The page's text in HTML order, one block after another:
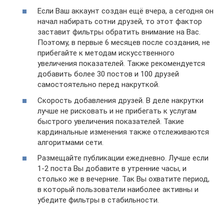
Если Ваш аккаунт создан ещё вчера, а сегодня он
начал набирать сотни друзей, то этот фактор
заставит фильтры обратить внимание на Вас.
Поэтому, в первые 6 месяцев после создания, не
прибегайте к методам искусственного
увеличения показателей. Также рекомендуется
добавить более 30 постов и 100 друзей
самостоятельно перед накруткой.
Скорость добавления друзей. В деле накрутки
лучше не рисковать и не прибегать к услугам
быстрого увеличения показателей. Такие
кардинальные изменения также отслеживаются
алгоритмами сети.
Размещайте публикации ежедневно. Лучше если
1-2 поста Вы добавите в утренние часы, и
столько же в вечерние. Так Вы охватите период,
в который пользователи наиболее активны и
убедите фильтры в стабильности.